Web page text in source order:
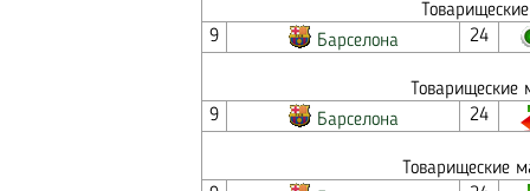
9
Барселона 24
9
Барселона 24
Товарищеские